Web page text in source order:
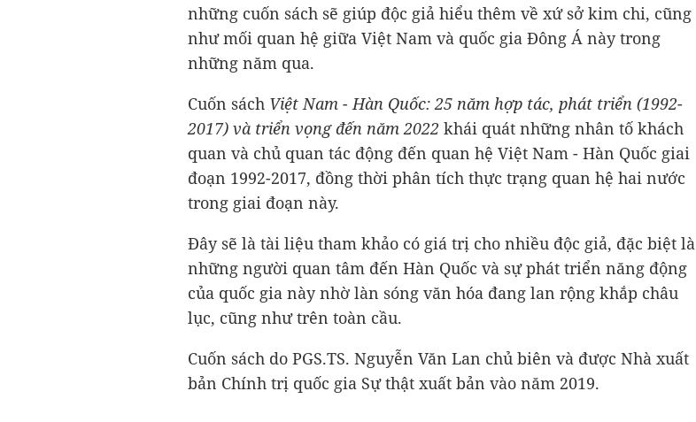
những cuốn sách sẽ giúp độc giả hiểu thêm về xứ sở kim chi, cũng
như mối quan hệ giữa Việt Nam và quốc gia Đông Á này trong
những năm qua.
Cuốn sách Việt Nam - Hàn Quốc: 25 năm hợp tác, phát triển (1992-
2017) và triển vọng đến năm 2022 khái quát những nhân tố khách
quan và chủ quan tác động đến quan hệ Việt Nam - Hàn Quốc giai
đoạn 1992-2017, đồng thời phân tích thực trạng quan hệ hai nước
trong giai đoạn này.
Đây sẽ là tài liệu tham khảo có giá trị cho nhiều độc giả, đặc biệt là
những người quan tâm đến Hàn Quốc và sự phát triển năng động
của quốc gia này nhờ làn sóng văn hóa đang lan rộng khắp châu
lục, cũng như trên toàn cầu.
Cuốn sách do PGS.TS. Nguyễn Văn Lan chủ biên và được Nhà xuất
bản Chính trị quốc gia Sự thật xuất bản vào năm 2019.